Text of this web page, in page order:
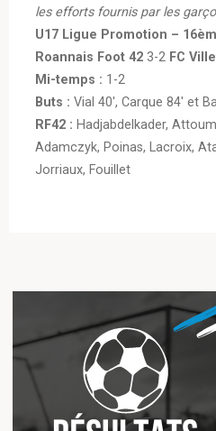
les efforts fournis par les
U17 Ligue Promotion –
Roannais Foot 423-2 FC
Mi-temps : 1-2
Buts : Vial 40′, Carque 84′ et
RF42 : Hadjabdelkader,
Adamczyk, Poinas, Lacroix,
Jorriaux, Fouillet